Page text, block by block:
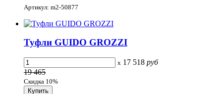
Артикул: m2-50877
Туфли GUIDO GROZZI
x 17 518 руб
19 465
Скидка 10%